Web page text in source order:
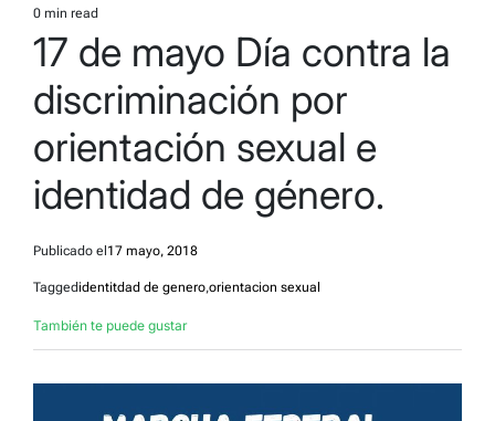
IN
Estimated
read
time
0 min read
17 de mayo Día contra la
discriminación por
orientación sexual e
identidad de género.
Publicado el 17 mayo, 2018
Tagged identitdad de genero,orientacion sexual
También te puede gustar